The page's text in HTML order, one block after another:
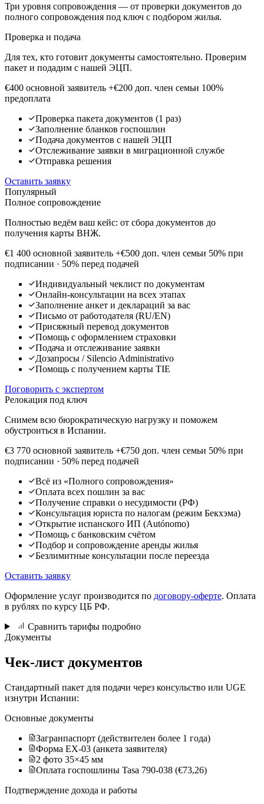
Три уровня сопровождения — от проверки документов до
полного сопровождения под ключ с подбором жилья.
Проверка и подача
Для тех, кто готовит документы самостоятельно. Проверим
пакет и подадим с нашей ЭЦП.
€400 основной заявитель +€200 доп. член семьи 100%
предоплата
Проверка пакета документов (1 раз)
Заполнение бланков госпошлин
Подача документов с нашей ЭЦП
Отслеживание заявки в миграционной службе
Отправка решения
Оставить заявку
Популярный
Полное сопровождение
Полностью ведём ваш кейс: от сбора документов до
получения карты ВНЖ.
€1 400 основной заявитель +€500 доп. член семьи 50% при
подписании · 50% перед подачей
Индивидуальный чеклист по документам
Онлайн-консультации на всех этапах
Заполнение анкет и деклараций за вас
Письмо от работодателя (RU/EN)
Присяжный перевод документов
Помощь с оформлением страховки
Подача и отслеживание заявки
Дозапросы / Silencio Administrativo
Помощь с получением карты TIE
Поговорить с экспертом
Релокация под ключ
Снимем всю бюрократическую нагрузку и поможем
обустроиться в Испании.
€3 770 основной заявитель +€750 доп. член семьи 50% при
подписании · 50% перед подачей
Всё из «Полного сопровождения»
Оплата всех пошлин за вас
Получение справки о несудимости (РФ)
Консультация юриста по налогам (режим Бекхэма)
Открытие испанского ИП (Autónomo)
Помощь с банковским счётом
Подбор и сопровождение аренды жилья
Безлимитные консультации после переезда
Оставить заявку
Оформление услуг производится по договору-оферте. Оплата
в рублях по курсу ЦБ РФ.
Сравнить тарифы подробно
Документы
Чек-лист документов
Стандартный пакет для подачи через консульство или UGE
изнутри Испании:
Основные документы
Загранпаспорт (действителен более 1 года)
Форма EX-03 (анкета заявителя)
2 фото 35×45 мм
Оплата госпошлины Tasa 790-038 (€73,26)
Подтверждение дохода и работы